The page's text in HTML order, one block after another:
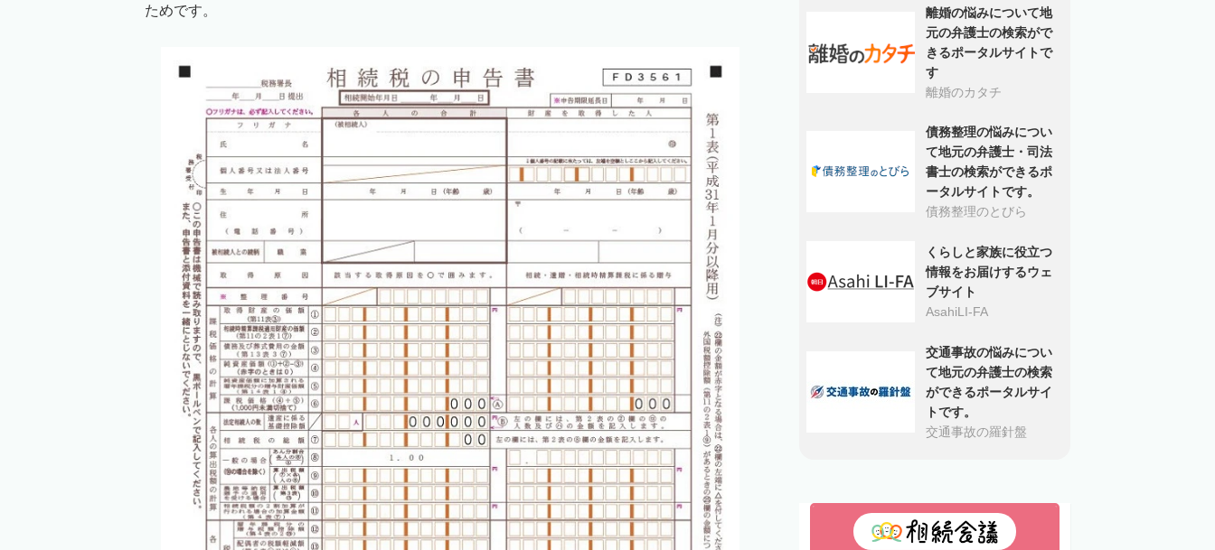
ためです。
離婚の悩みについて地
元の弁護士の検索がで
きるポータルサイトで
す
離婚のカタチ
債務整理の悩みについ
て地元の弁護士・司法
書士の検索ができるポ
ータルサイトです。
債務整理のとびら
くらしと家族に役立つ
情報をお届けするウェ
ブサイト
AsahiLI-FA
交通事故の悩みについ
て地元の弁護士の検索
ができるポータルサイ
トです。
交通事故の羅針盤